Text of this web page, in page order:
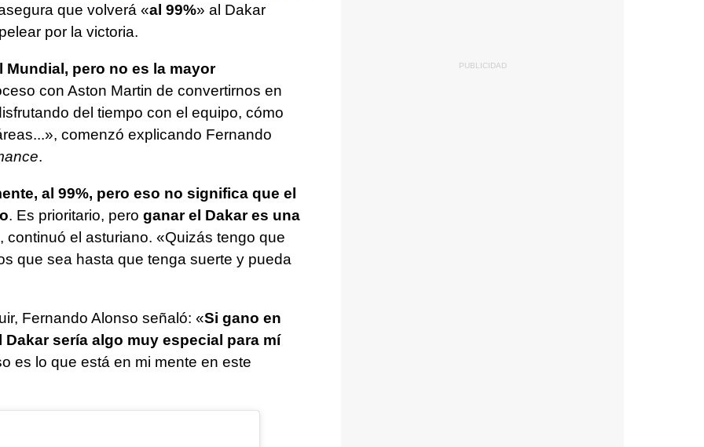
que volverá «al 99%» al Dakar
por la victoria.
pero no es la mayor
con Aston Martin de convertirnos en
del tiempo con el equipo, cómo
comenzó explicando Fernando
.
al 99%, pero eso no significa que el
. Es prioritario, pero ganar el Dakar es una
continuó el asturiano. «Quizás tengo que
que sea hasta que tenga suerte y pueda
Fernando Alonso señaló: «Si gano en
sería algo muy especial para mí
es lo que está en mi mente en este